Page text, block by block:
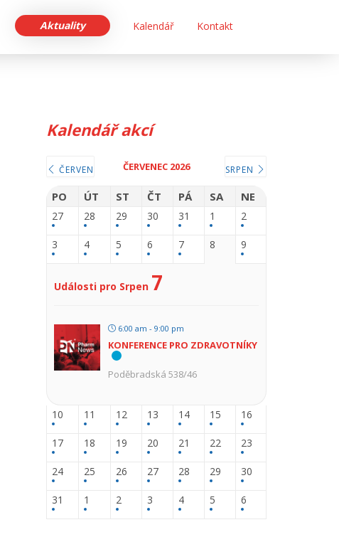
Aktuality Kalendář Kontakt
Kalendář akcí
ČERVEN ČERVENEC 2026 SRPEN
PO ÚT ST ČT PÁ SA NE
27 28 29 30 31 1 2
3 4 5 6 7 8 9
Události pro Srpen 7
6:00 am - 9:00 pm
KONFERENCE PRO ZDRAVOTNÍKY
Poděbradská 538/46
10 11 12 13 14 15 16
17 18 19 20 21 22 23
24 25 26 27 28 29 30
31 1 2 3 4 5 6